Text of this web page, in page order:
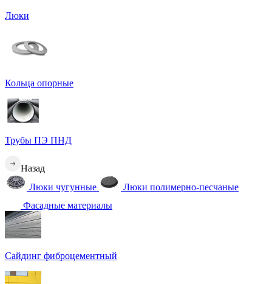
Люки
Кольца опорные
Трубы ПЭ ПНД
Назад
Люки чугунные
Люки полимерно-песчаные
Фасадные материалы
Сайдинг фиброцементный